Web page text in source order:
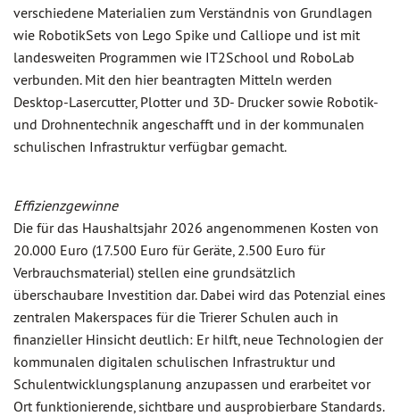
verschiedene Materialien zum Verständnis von Grundlagen
wie RobotikSets von Lego Spike und Calliope und ist mit
landesweiten Programmen wie IT2School und RoboLab
verbunden. Mit den hier beantragten Mitteln werden
Desktop-Lasercutter, Plotter und 3D- Drucker sowie Robotik-
und Drohnentechnik angeschafft und in der kommunalen
schulischen Infrastruktur verfügbar gemacht.
Effizienzgewinne
Die für das Haushaltsjahr 2026 angenommenen Kosten von
20.000 Euro (17.500 Euro für Geräte, 2.500 Euro für
Verbrauchsmaterial) stellen eine grundsätzlich
überschaubare Investition dar. Dabei wird das Potenzial eines
zentralen Makerspaces für die Trierer Schulen auch in
finanzieller Hinsicht deutlich: Er hilft, neue Technologien der
kommunalen digitalen schulischen Infrastruktur und
Schulentwicklungsplanung anzupassen und erarbeitet vor
Ort funktionierende, sichtbare und ausprobierbare Standards.